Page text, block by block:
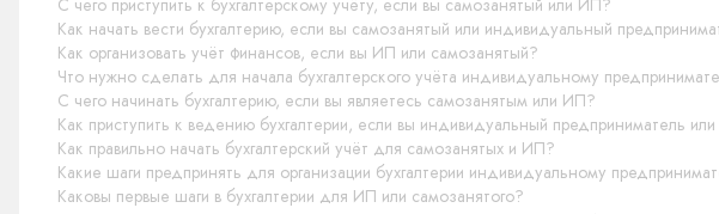
С чего приступить к бухгалтерскому учёту, если вы самозанятый или ИП?
Как начать вести бухгалтерию, если вы самозанятый или индивидуальный
Как организовать учёт финансов, если вы ИП или самозанятый?
Что нужно сделать для начала бухгалтерского учёта индивидуальному
С чего начинать бухгалтерию, если вы являетесь самозанятым или ИП?
Как приступить к ведению бухгалтерии, если вы индивидуальный предприниматель
Как правильно начать бухгалтерский учёт для самозанятых и ИП?
Какие шаги предпринять для организации бухгалтерии индивидуальному
Каковы первые шаги в бухгалтерии для ИП или самозанятого?